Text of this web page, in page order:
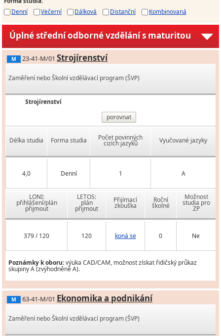
Denní
Večerní Dálková Distanční Kombinovaná
Úplné střední odborné vzdělání s maturitou
M 23-41-M/01 Strojírenství
Zaměření nebo Školní vzdělávací program (ŠVP)
Strojírenství
porovnat
Délka studia Forma studia Počet povinných
cizích jazyků Vyučované jazyky
4,0 Denní 1 A
LONI:
přihlášení/plán
přijmout
LETOS:
plán
přijmout
Přijímací
zkouška
Roční
školné
Možnost
studia pro
ZP
379 / 120 120 koná se 0 Ne
Poznámky k oboru:výuka CAD/CAM, možnost získat řidičský průkaz
skupiny A (zvýhodněně A).
M 63-41-M/01 Ekonomika a podnikání
Zaměření nebo Školní vzdělávací program (ŠVP)